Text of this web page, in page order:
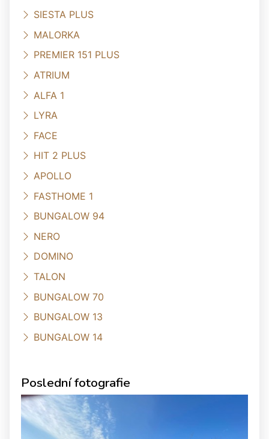
SIESTA PLUS
MALORKA
PREMIER 151 PLUS
ATRIUM
ALFA 1
LYRA
FACE
HIT 2 PLUS
APOLLO
FASTHOME 1
BUNGALOW 94
NERO
DOMINO
TALON
BUNGALOW 70
BUNGALOW 13
BUNGALOW 14
Poslední fotografie